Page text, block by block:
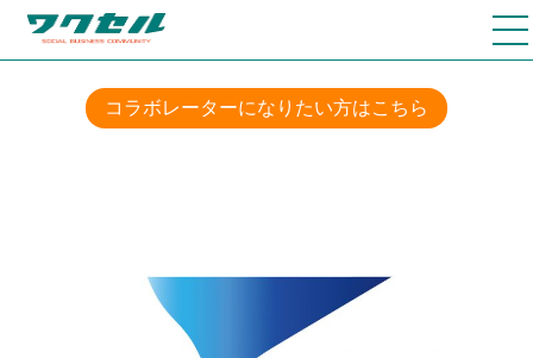
コラボレーターになりたい方はこちら